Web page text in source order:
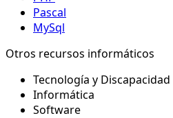
Pascal
MySql
Otros recursos informáticos
Tecnología y Discapacidad
Informática
Software